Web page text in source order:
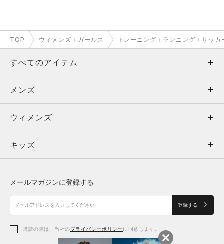
TOP ウィメンズ＋ガールズ トレーニング＋ランニング＋サッカ
すべてのアイテム
メンズ
ウィメンズ
キッズ
アクセサリー
メンズ
トップス
ボトムス
アクセサリー
ウィメンズ
トップス
シューズ
アクセサリー
キッズ
シューズ
メールマガジンに登録する
登録する
購読の際は、当社のプライバシーポリシーに同意します。